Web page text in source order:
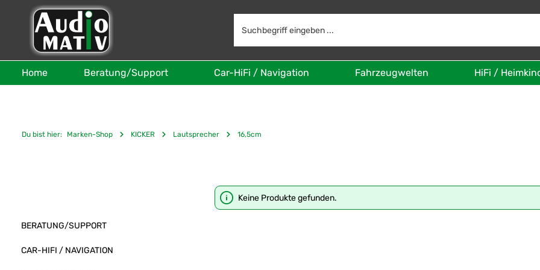
Hauptinhalt springen
Zur Suche springen
Zur Hauptnavigation springen
Home Beratung/Support Car-HiFi / Navigation Fahrzeugwelten HiFi /
Du bist hier: Marken-Shop KICKER Lautsprecher 16,5cm
BERATUNG/SUPPORT
CAR-HIFI / NAVIGATION
Keine Produkte gefunden.